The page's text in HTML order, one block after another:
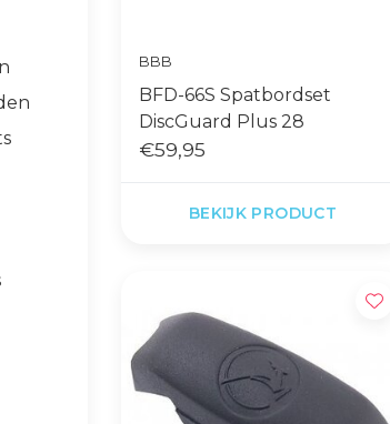
BBB
BFD-66S Spatbordset
DiscGuard Plus 28
€59,95
BEKIJK PRODUCT